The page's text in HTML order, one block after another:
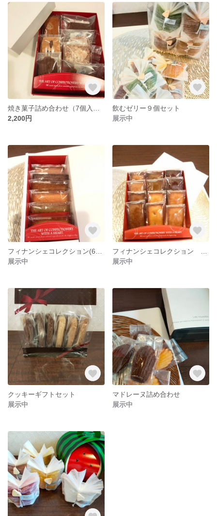
2,200円
飲むゼリー９個セット
展示中
展示中
展示中
クッキーギフトセット
展示中
マドレーヌ詰め合わせ
展示中